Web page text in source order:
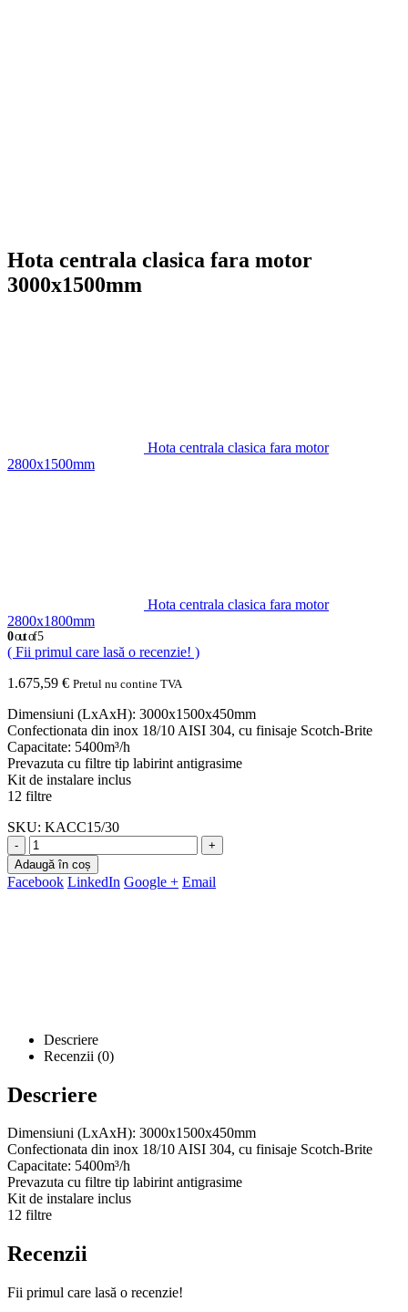
Hota centrala clasica fara motor
3000x1500mm
Hota centrala clasica fara motor
2800x1500mm
Hota centrala clasica fara motor
2800x1800mm
0out of 5
( Fii primul care lasă o recenzie! )
1.675,59 € Pretul nu contine TVA
Dimensiuni (LxAxH): 3000x1500x450mm
Confectionata din inox 18/10 AISI 304, cu finisaje Scotch-Brite
Capacitate: 5400m³/h
Prevazuta cu filtre tip labirint antigrasime
Kit de instalare inclus
12 filtre
SKU: KACC15/30
-
+
Adaugă în coș
Facebook LinkedIn Google + Email
Descriere
Recenzii (0)
Descriere
Dimensiuni (LxAxH): 3000x1500x450mm
Confectionata din inox 18/10 AISI 304, cu finisaje Scotch-Brite
Capacitate: 5400m³/h
Prevazuta cu filtre tip labirint antigrasime
Kit de instalare inclus
12 filtre
Recenzii
Fii primul care lasă o recenzie!